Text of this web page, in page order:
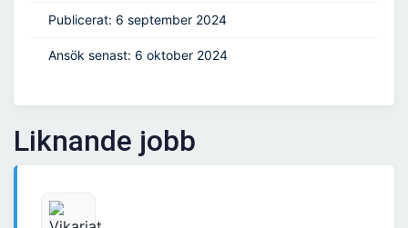
Publicerat: 6 september 2024
Ansök senast: 6 oktober 2024
Liknande jobb